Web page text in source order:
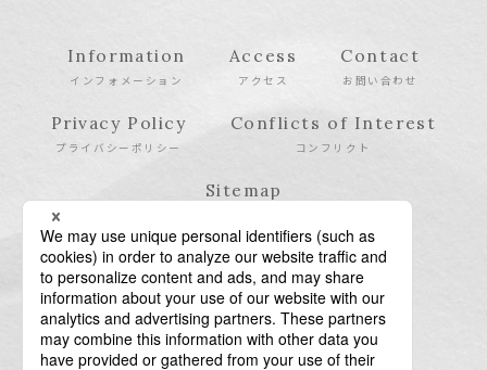
Information
インフォメーション
Access
アクセス
Contact
お問い合わせ
Privacy Policy
プライバシーポリシー
Conflicts of Interest
コンフリクト
Sitemap